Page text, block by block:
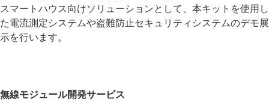
スマートハウス向けソリューションとして、本キットを使用し
た電流測定システムや盗難防止セキュリティシステムのデモ展
示を行います。
無線モジュール開発サービス